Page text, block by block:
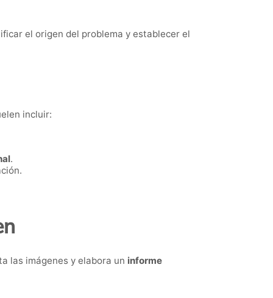
el origen del problema y establecer el
incluir:
.
las imágenes y elabora un informe